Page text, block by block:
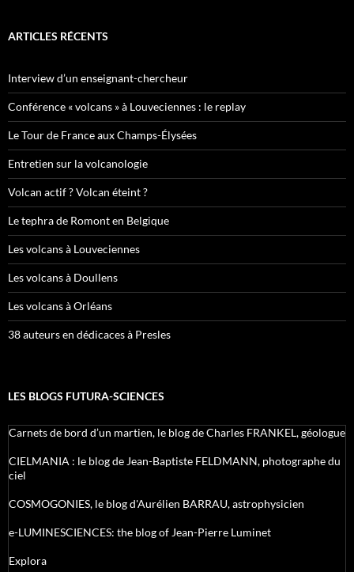
ARTICLES RÉCENTS
Interview d’un enseignant-chercheur
Conférence « volcans » à Louveciennes : le replay
Le Tour de France aux Champs-Élysées
Entretien sur la volcanologie
Volcan actif ? Volcan éteint ?
Le tephra de Romont en Belgique
Les volcans à Louveciennes
Les volcans à Doullens
Les volcans à Orléans
38 auteurs en dédicaces à Presles
LES BLOGS FUTURA-SCIENCES
Carnets de bord d’un martien, le blog de Charles FRANKEL, géologue
CIELMANIA : le blog de Jean-Baptiste FELDMANN, photographe du
ciel
COSMOGONIES, le blog d'Aurélien BARRAU, astrophysicien
e-LUMINESCIENCES: the blog of Jean-Pierre Luminet
Explora